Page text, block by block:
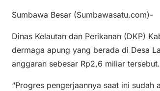
Sumbawa Besar (Sumbawasatu.com)-
Dinas Kelautan dan Perikanan (DKP)
dermaga apung yang berada di Desa
anggaran sebesar Rp2,6 miliar tersebut.
“Progres pengerjaannya saat ini